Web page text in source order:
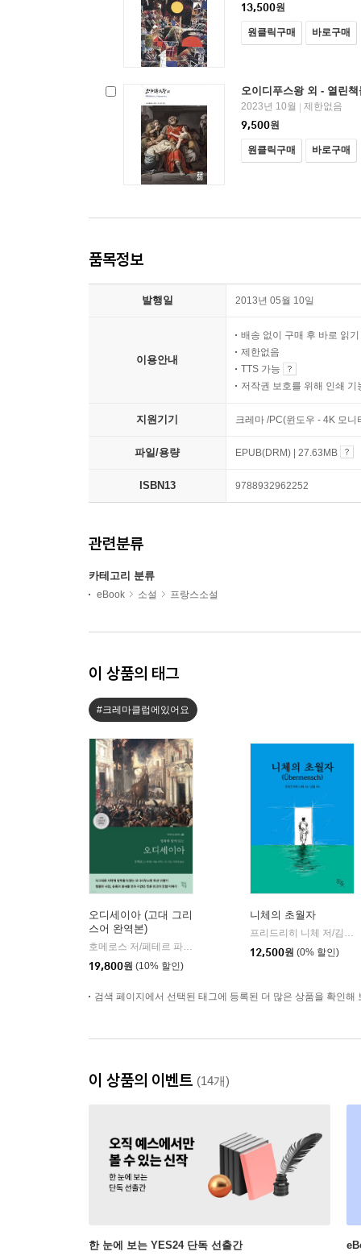
13,500원
원클릭구매 바로구매
오이디푸스왕 외 - 열린
2023년 10월 | 제한없음
9,500원
원클릭구매 바로구매
품목정보
발행일 2013년 05월 10일
이용안내
배송 없이 구매 후 바로 읽기
제한없음
TTS 가능
저작권 보호를 위해 인쇄 기
지원기기 크레마 /PC(윈도우 - 4K 모
파일/용량 EPUB(DRM) | 27.63MB
ISBN13 9788932962252
관련분류
카테고리 분류
eBook 소설 프랑스소설
이 상품의 태그
#크레마클럽에있어요
오디세이아 (고대 그리
스어 완역본)
| 현대지성
19,800원 (10% 할인)
니체의 초월자
12,500원 (0% 할인)
검색 페이지에서 선택된 태그에 등록된 더 많은 상품을 확인해
이 상품의 이벤트 (14개)
한 눈에 보는 YES24 단독 선출간